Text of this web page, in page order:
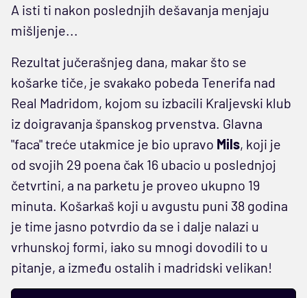
A isti ti nakon poslednjih dešavanja menjaju
mišljenje...
Rezultat jučerašnjeg dana, makar što se
košarke tiče, je svakako pobeda Tenerifa nad
Real Madridom, kojom su izbacili Kraljevski klub
iz doigravanja španskog prvenstva. Glavna
"faca" treće utakmice je bio upravo Mils, koji je
od svojih 29 poena čak 16 ubacio u poslednjoj
četvrtini, a na parketu je proveo ukupno 19
minuta. Košarkaš koji u avgustu puni 38 godina
je time jasno potvrdio da se i dalje nalazi u
vrhunskoj formi, iako su mnogi dovodili to u
pitanje, a između ostalih i madridski velikan!